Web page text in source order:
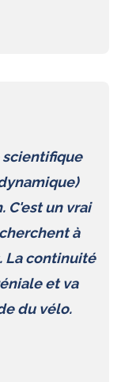
scientifique
C'est un vrai
à
La continuité
et va
du vélo.